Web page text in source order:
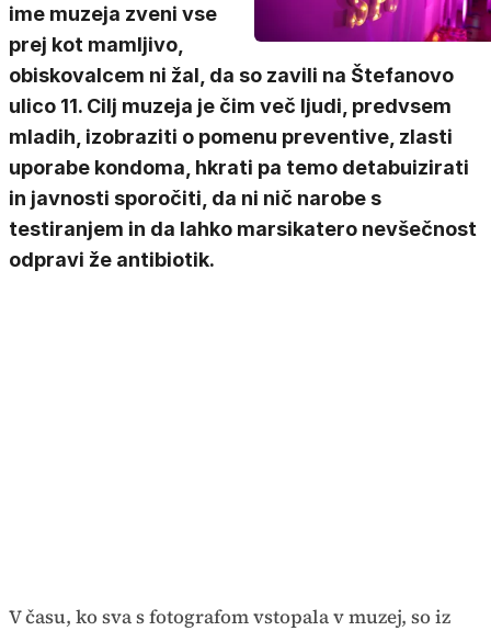
ime muzeja zveni vse
prej kot mamljivo,
obiskovalcem ni žal, da so zavili na Štefanovo
ulico 11. Cilj muzeja je čim več ljudi, predvsem
mladih, izobraziti o pomenu preventive, zlasti
uporabe kondoma, hkrati pa temo detabuizirati
in javnosti sporočiti, da ni nič narobe s
testiranjem in da lahko marsikatero nevšečnost
odpravi že antibiotik.
V času, ko sva s fotografom vstopala v muzej, so iz